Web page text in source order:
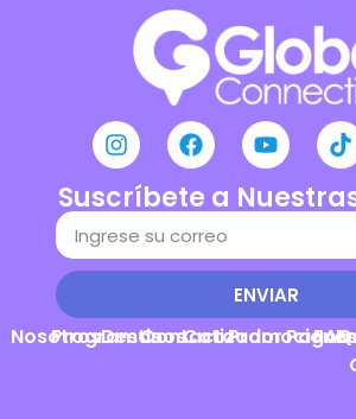
Suscríbete a
ENVIAR
Nosotros
Programas
Destinos
Contacto
Cotizador
Promociones
Pagos